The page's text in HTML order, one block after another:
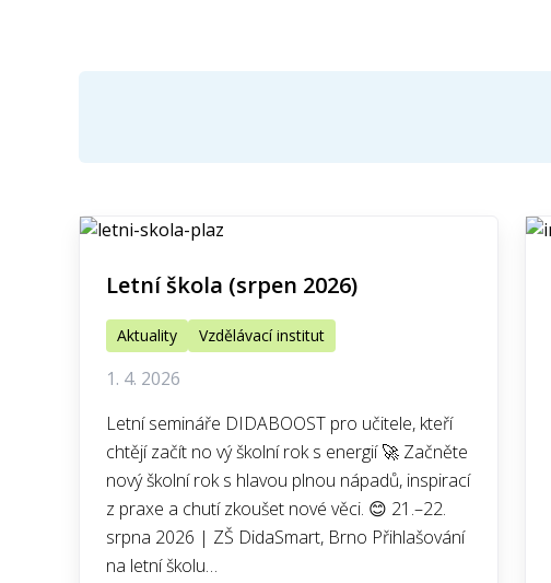
Letní škola (srpen 2026)
Aktuality Vzdělávací institut
1. 4. 2026
Letní semináře DIDABOOST pro učitele, kteří
chtějí začít no vý školní rok s energií 🚀 Začněte
nový školní rok s hlavou plnou nápadů, inspirací
z praxe a chutí zkoušet nové věci. 😊 21.–22.
srpna 2026 | ZŠ DidaSmart, Brno Přihlašování
na letní školu…